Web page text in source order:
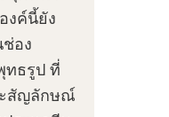
งค์นี้ยัง
อง
ทธรูป ที่
สัญลักษณ์